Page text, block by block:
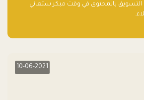
التسويق بالمحتوى في وقت مبكر ستعاني
10-06-2021